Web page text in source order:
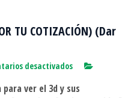
TU COTIZACIÓN) (Dar
desactivadosen
001
ver el 3d y sus